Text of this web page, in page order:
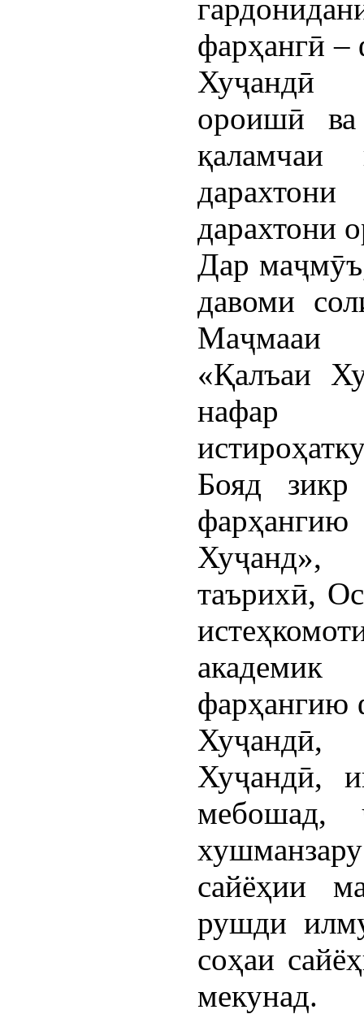
фарҳангӣ –
Хуҷандӣ
ороишӣ
дарахтони
Дар
давоми
Маҷмааи
«Қалъаи
Бояд
таърихӣ,
фарҳангию
Хуҷандӣ,
мебошад,
сайёҳии
рушди
соҳаи
мекунад.